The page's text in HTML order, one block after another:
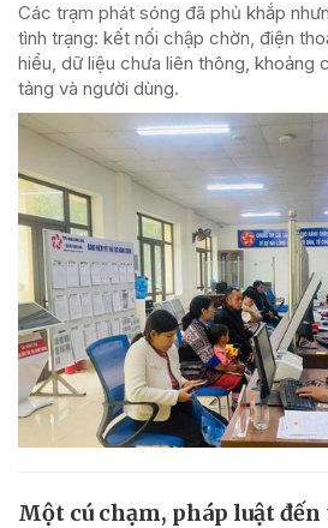
Các trạm phát sóng đã phủ khắp
tình trạng: kết nối chập chờn, điện
hiểu, dữ liệu chưa liên thông, khoảng
tảng và người dùng.
Một cú chạm, pháp luật